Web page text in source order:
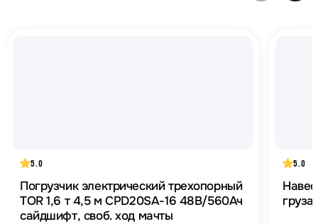
5.0
Погрузчик электрический трехопорный
TOR 1,6 т 4,5 м CPD20SA-16 48В/560Ач
сайдшифт, своб. ход мачты
5.0